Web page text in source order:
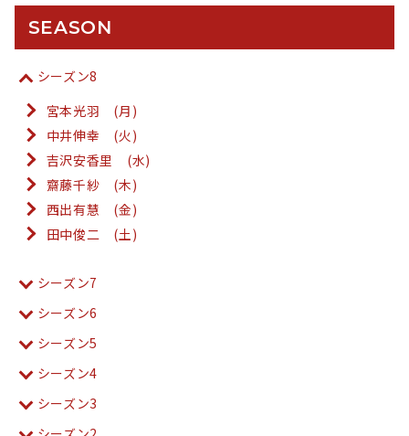
SEASON
シーズン8
宮本光羽 (月)
中井伸幸 (火)
吉沢安香里 (水)
齋藤千紗 (木)
西出有慧 (金)
田中俊二 (土)
シーズン7
シーズン6
シーズン5
シーズン4
シーズン3